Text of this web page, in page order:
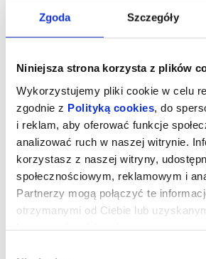
Zgoda Szczegóły
Niniejsza strona korzysta z plików
Wykorzystujemy pliki cookie w celu
zgodnie z Polityką cookies , do
i reklam, aby oferować funkcje
analizować ruch w naszej witrynie.
korzystasz z naszej witryny,
społecznościowym, reklamowym i
Partnerzy mogą połączyć te
otrzymanymi od Ciebie lub
Walentynki w Kinie
księżniczka z kosmosu
Animore mio vol. 4: Lesbijska